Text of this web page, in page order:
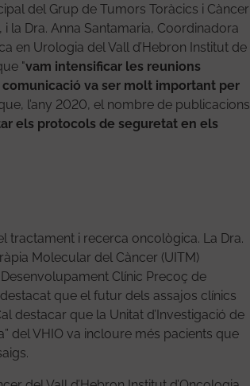
del Grup de Tumors Toràcics i Càncer
i la Dra. Anna Santamaria, Coordinadora
en Urologia del Vall d’Hebron Institut de
"vam intensificar les reunions
va ser molt important per
l’any 2020, el nombre de publicacions
els protocols de seguretat en els
tractament i recerca oncològica. La Dra.
Molecular del Càncer (UITM)
Clínic Precoç de
que el futur dels assajos clínics
destacar que la Unitat d’Investigació de
del VHIO va incloure més pacients que